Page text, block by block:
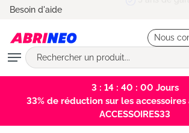
principal
Besoin d'aide
Nous
3 : 14 : 39 : 59Jours
33% de réduction sur les
ACCESSOIRES33